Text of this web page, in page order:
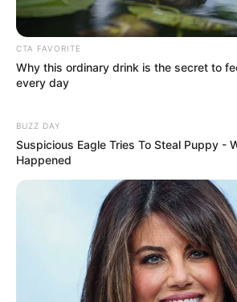
CTA FAVORITE
Why this ordinary drink is the secret to
every day
BUZZ DAY
Suspicious Eagle Tries To Steal Puppy -
Happened